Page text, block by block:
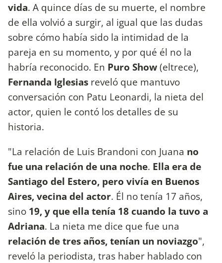
vida. A quince días de su muerte, el nombre
de ella volvió a surgir, al igual que las dudas
sobre cómo había sido la intimidad de la
pareja en su momento, y por qué él no la
habría reconocido. En Puro Show(eltrece),
Fernanda Iglesias reveló que mantuvo
conversación con Patu Leonardi, la nieta del
actor, quien le contó los detalles de su
historia.
"La relación de Luis Brandoni con Juana no
fue una relación de una noche. Ella era de
Santiago del Estero, pero vivía en Buenos
Aires, vecina del actor. Él no tenía 17 años,
sino 19, y que ella tenía 18 cuando la tuvo a
Adriana. La nieta me dice que fue una
relación de tres años, tenían un noviazgo",
reveló la periodista, tras haber hablado con